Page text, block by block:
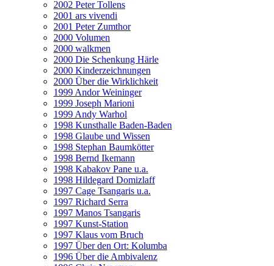
2002 Peter Tollens
2001 ars vivendi
2001 Peter Zumthor
2000 Volumen
2000 walkmen
2000 Die Schenkung Härle
2000 Kinderzeichnungen
2000 Über die Wirklichkeit
1999 Andor Weininger
1999 Joseph Marioni
1999 Andy Warhol
1998 Kunsthalle Baden-Baden
1998 Glaube und Wissen
1998 Stephan Baumkötter
1998 Bernd Ikemann
1998 Kabakov Pane u.a.
1998 Hildegard Domizlaff
1997 Cage Tsangaris u.a.
1997 Richard Serra
1997 Manos Tsangaris
1997 Kunst-Station
1997 Klaus vom Bruch
1997 Über den Ort: Kolumba
1996 Über die Ambivalenz